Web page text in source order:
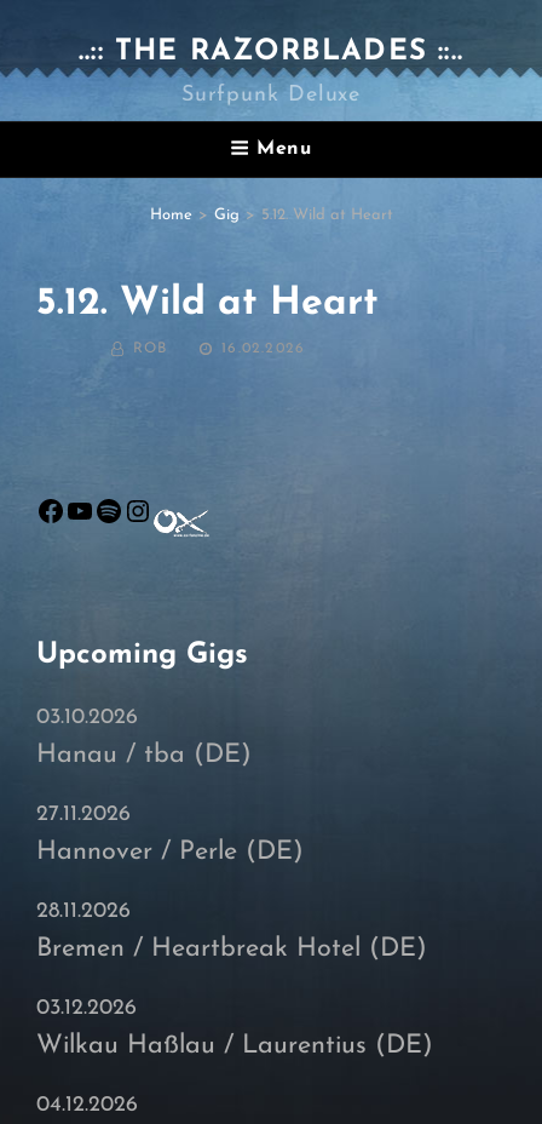
..:: THE RAZORBLADES ::..
Surfpunk Deluxe
Menu
Home > Gig > 5.12. Wild at Heart
5.12. Wild at Heart
BY ROB
POSTED
16.02.2026
Facebook
YouTube
Spotify
Instagram
Upcoming Gigs
03.10.2026
Hanau / tba (DE)
27.11.2026
Hannover / Perle (DE)
28.11.2026
Bremen / Heartbreak Hotel (DE)
03.12.2026
Wilkau Haßlau / Laurentius (DE)
04.12.2026